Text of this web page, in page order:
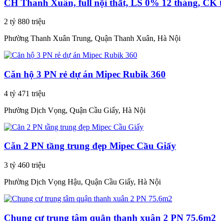
CH Thanh Xuân, full nội thất, LS 0% 12 tháng, CK
2 tỷ 880 triệu
Phường Thanh Xuân Trung, Quận Thanh Xuân, Hà Nội
Căn hộ 3 PN rẻ dự án Mipec Rubik 360
4 tỷ 471 triệu
Phường Dịch Vọng, Quận Cầu Giấy, Hà Nội
Căn 2 PN tầng trung đẹp Mipec Cầu Giấy
3 tỷ 460 triệu
Phường Dịch Vọng Hậu, Quận Cầu Giấy, Hà Nội
Chung cư trung tâm quận thanh xuân 2 PN 75.6m2